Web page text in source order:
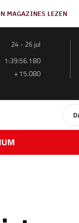
MAGAZINES LEZEN
24 - 26 jul
1:39:56.180
+ 15.080